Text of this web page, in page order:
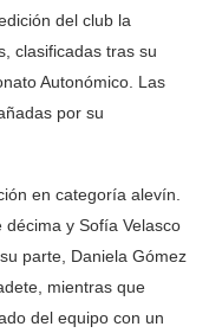
del club la
clasificadas tras su
Autonómico. Las
por su
en categoría alevín.
y Sofía Velasco
parte, Daniela Gómez
mientras que
del equipo con un